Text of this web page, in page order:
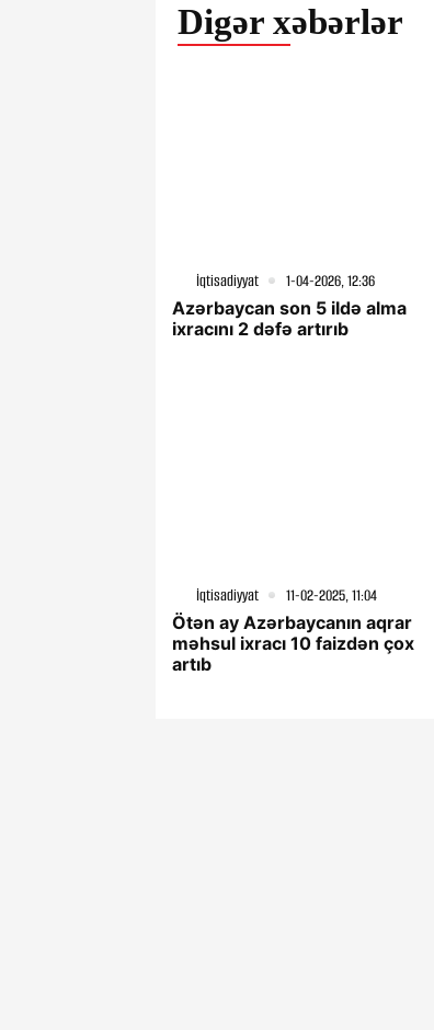
Digər xəbərlər
İqtisadiyyat 1-04-2026, 12:36
Azərbaycan son 5 ildə alma
ixracını 2 dəfə artırıb
İqtisadiyyat 11-02-2025, 11:04
Ötən ay Azərbaycanın aqrar
məhsul ixracı 10 faizdən çox
artıb